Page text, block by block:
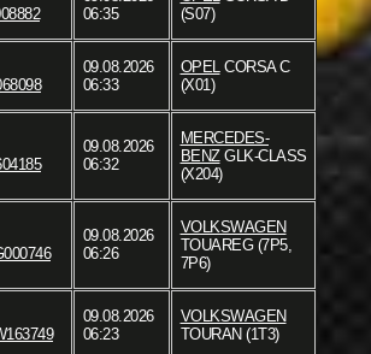
06:35
(S07)
09.08.2026
06:33
OPELCORSA C
(X01)
09.08.2026
06:32
MERCEDES-
BENZGLK-CLASS
(X204)
09.08.2026
06:26
VOLKSWAGEN
TOUAREG (7P5,
7P6)
09.08.2026
06:23
VOLKSWAGEN
TOURAN (1T3)